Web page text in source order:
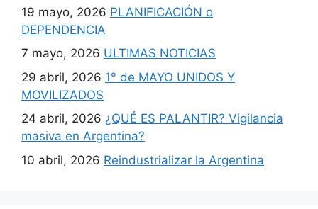
19 mayo, 2026 PLANIFICACIÓN o
DEPENDENCIA
7 mayo, 2026 ULTIMAS NOTICIAS
29 abril, 2026 1° de MAYO UNIDOS Y
MOVILIZADOS
24 abril, 2026 ¿QUÉ ES PALANTIR? Vigilancia
masiva en Argentina?
10 abril, 2026 Reindustrializar la Argentina